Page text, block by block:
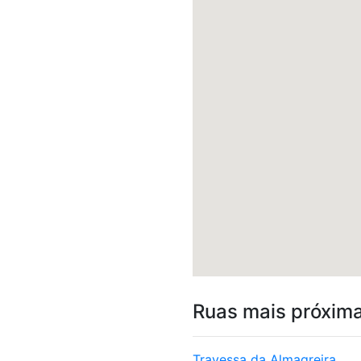
Ruas mais